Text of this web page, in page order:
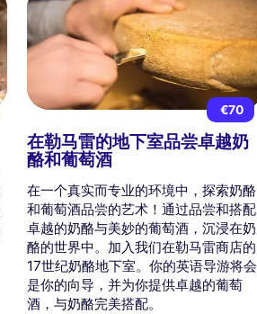
€70
在勒马雷的地下室品尝卓越奶
酪和葡萄酒
在一个真实而专业的环境中，探索奶酪
和葡萄酒品尝的艺术！通过品尝和搭配
卓越的奶酪与美妙的葡萄酒，沉浸在奶
酪的世界中。加入我们在勒马雷商店的
17世纪奶酪地下室。你的英语导游将会
是你的向导，并为你提供卓越的葡萄
酒，与奶酪完美搭配。